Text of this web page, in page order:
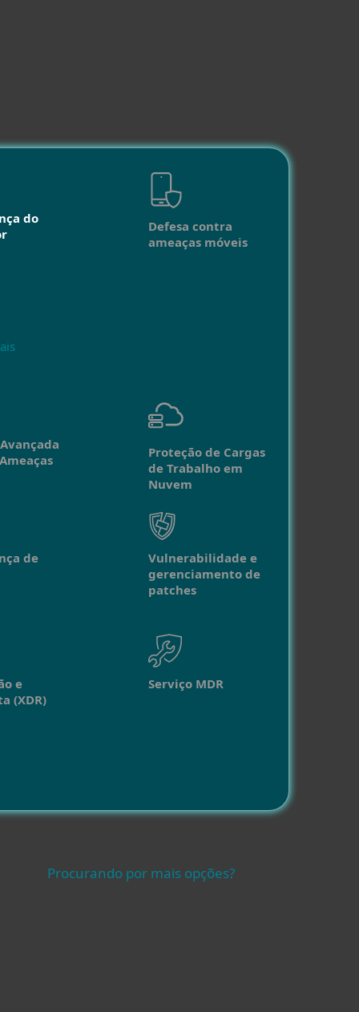
do
Defesa contra
ameaças móveis
Proteção de Cargas
de Trabalho em
Nuvem
de
Vulnerabilidade e
gerenciamento de
patches
e
(XDR)
Serviço MDR
Procurando por mais opções?